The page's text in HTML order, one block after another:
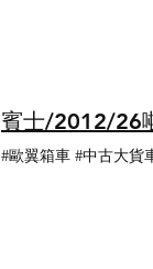
賓士/2012/26
#歐翼箱車 #中古大貨